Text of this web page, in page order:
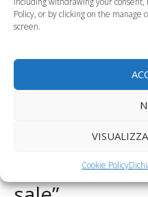
Policy, or by clicking on the
screen.
Cookie Policy
Tag
lavoretti di Natale,
Il pianto dei bambini?
ninna nanna
La displasia delle
1 commento
Natale: